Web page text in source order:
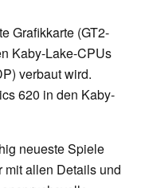
Grafikkarte (GT2-
Kaby-Lake-CPUs
verbaut wird.
620 in den Kaby-
neueste Spiele
mit allen Details und